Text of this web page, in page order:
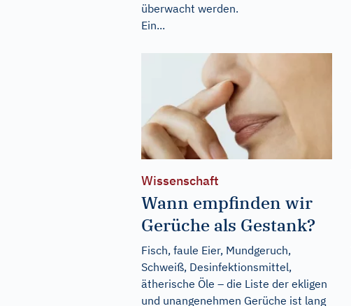
überwacht werden.
Ein...
Wissenschaft
Wann empfinden wir
Gerüche als Gestank?
Fisch, faule Eier, Mundgeruch,
Schweiß, Desinfektionsmittel,
ätherische Öle – die Liste der ekligen
und unangenehmen Gerüche ist lang